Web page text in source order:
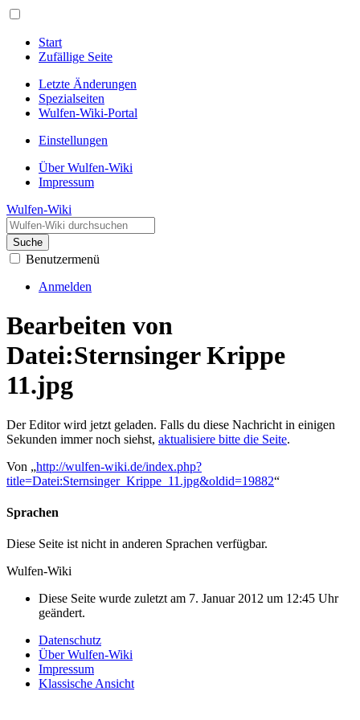
Start
Zufällige Seite
Letzte Änderungen
Spezialseiten
Wulfen-Wiki-Portal
Einstellungen
Über Wulfen-Wiki
Impressum
Wulfen-Wiki
Suche
Benutzermenü
Anmelden
Bearbeiten von
Datei:Sternsinger Krippe
11.jpg
Der Editor wird jetzt geladen. Falls du diese Nachricht in einigen
Sekunden immer noch siehst, aktualisiere bitte die Seite.
Von „http://wulfen-wiki.de/index.php?
title=Datei:Sternsinger_Krippe_11.jpg&oldid=19882“
Sprachen
Diese Seite ist nicht in anderen Sprachen verfügbar.
Wulfen-Wiki
Diese Seite wurde zuletzt am 7. Januar 2012 um 12:45 Uhr
geändert.
Datenschutz
Über Wulfen-Wiki
Impressum
Klassische Ansicht